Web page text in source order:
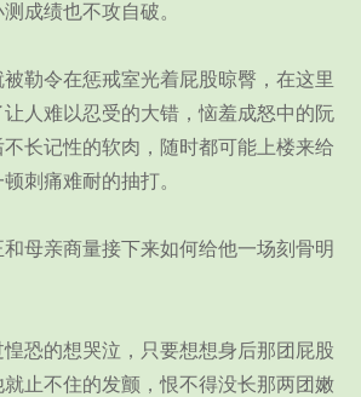
成绩也不攻自破。
令在惩戒室光着屁股晾臀，在这里
人难以忍受的大错，恼羞成怒中的阮
长记性的软肉，随时都可能上楼来给
刺痛难耐的抽打。
亲商量接下来如何给他一场刻骨明
的想哭泣，只要想想身后那团屁股
止不住的发颤，恨不得没长那两团嫩